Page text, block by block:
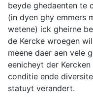
beyde ghedaenten te
(in dyen ghy emmers
wetene) ick gheirne
de Kercke wroegen
meene daer aen vele
eenicheyt der
conditie ende
statuyt verandert.